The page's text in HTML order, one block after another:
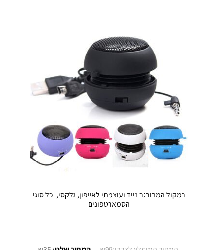
רמקול המבורגר נייד ועוצמתי לאייפון, גלקסי, וכל סוגי
הסמארטפונים